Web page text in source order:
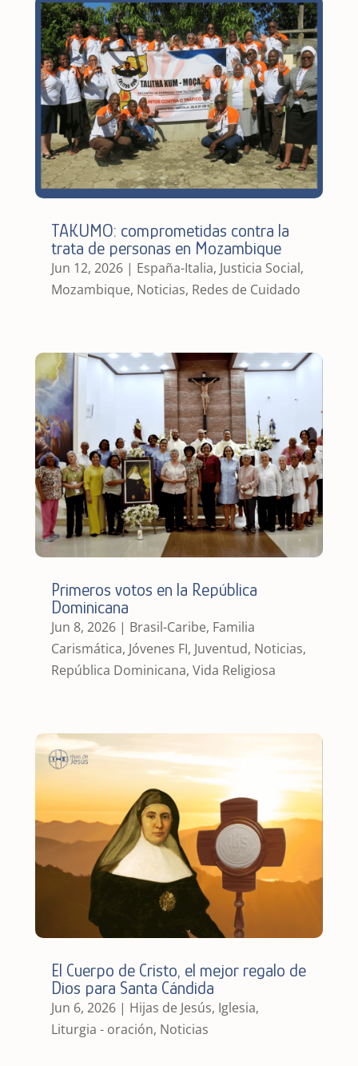
TAKUMO: comprometidas contra la
trata de personas en Mozambique
Jun 12, 2026| España-Italia, Justicia Social,
Mozambique, Noticias, Redes de Cuidado
Primeros votos en la República
Dominicana
Jun 8, 2026| Brasil-Caribe, Familia
Carismática, Jóvenes FI, Juventud, Noticias,
República Dominicana, Vida Religiosa
El Cuerpo de Cristo, el mejor regalo de
Dios para Santa Cándida
Jun 6, 2026| Hijas de Jesús, Iglesia,
Liturgia - oración, Noticias